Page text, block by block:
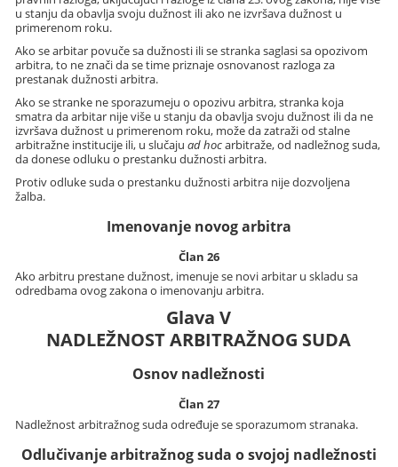
u stanju da obavlja svoju dužnost ili ako ne izvršava dužnost u
primerenom roku.
Ako se arbitar povuče sa dužnosti ili se stranka saglasi sa opozivom
arbitra, to ne znači da se time priznaje osnovanost razloga za
prestanak dužnosti arbitra.
Ako se stranke ne sporazumeju o opozivu arbitra, stranka koja
smatra da arbitar nije više u stanju da obavlja svoju dužnost ili da ne
izvršava dužnost u primerenom roku, može da zatraži od stalne
arbitražne institucije ili, u slučajuad hocarbitraže, od nadležnog suda,
da donese odluku o prestanku dužnosti arbitra.
Protiv odluke suda o prestanku dužnosti arbitra nije dozvoljena
žalba.
Imenovanje novog arbitra
Član 26
Ako arbitru prestane dužnost, imenuje se novi arbitar u skladu sa
odredbama ovog zakona o imenovanju arbitra.
Glava V
NADLEŽNOST ARBITRAŽNOG SUDA
Osnov nadležnosti
Član 27
Nadležnost arbitražnog suda određuje se sporazumom stranaka.
Odlučivanje arbitražnog suda o svojoj nadležnosti